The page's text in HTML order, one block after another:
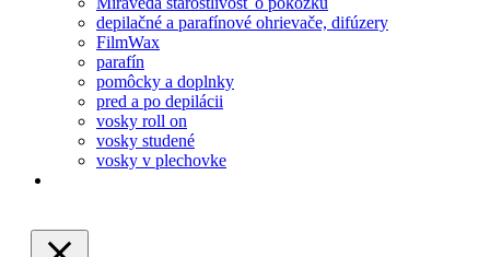
depilačné a parafínové ohrievače, difúzery
FilmWax
parafín
pomôcky a doplnky
pred a po depilácii
vosky roll on
vosky studené
vosky v plechovke